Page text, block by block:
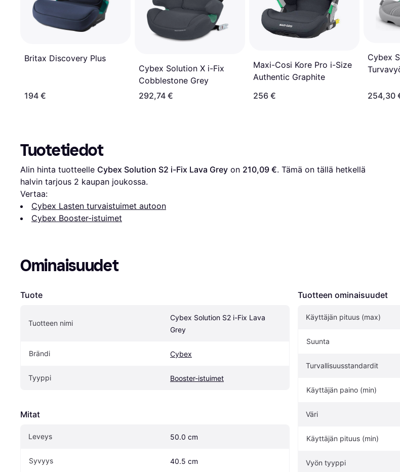
Britax Discovery Plus
194 €
Cybex Solution X i-Fix
Cobblestone Grey
292,74 €
Maxi-Cosi Kore Pro i-Size
Authentic Graphite
256 €
Cybex
254,30
Tuotetiedot
Alin hinta tuotteelle Cybex Solution S2 i-Fix Lava Grey on 210,09 €. Tämä on tällä hetkellä
halvin tarjous 2 kaupan joukossa.
Vertaa:
Cybex Lasten turvaistuimet autoon
Cybex Booster-istuimet
Ominaisuudet
Tuote
Tuotteen nimi
Cybex Solution S2 i-Fix Lava
Grey
Brändi Cybex
Tyyppi Booster-istuimet
Mitat
Leveys 50.0 cm
Syvyys 40.5 cm
Tuotteen ominaisuudet
Käyttäjän pituus (max)
Suunta
Turvallisuusstandardit
Käyttäjän paino (min)
Väri
Käyttäjän pituus (min)
Vyön tyyppi